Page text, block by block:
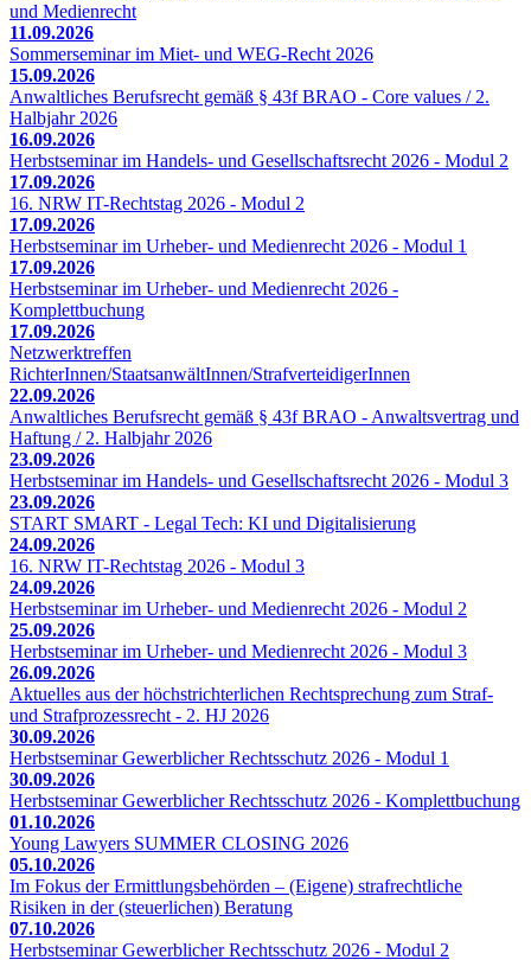
und Medienrecht
11.09.2026
Sommerseminar im Miet- und WEG-Recht 2026
15.09.2026
Anwaltliches Berufsrecht gemäß § 43f BRAO - Core values / 2.
Halbjahr 2026
16.09.2026
Herbstseminar im Handels- und Gesellschaftsrecht 2026 - Modul 2
17.09.2026
16. NRW IT-Rechtstag 2026 - Modul 2
17.09.2026
Herbstseminar im Urheber- und Medienrecht 2026 - Modul 1
17.09.2026
Herbstseminar im Urheber- und Medienrecht 2026 -
Komplettbuchung
17.09.2026
Netzwerktreffen
RichterInnen/StaatsanwältInnen/StrafverteidigerInnen
22.09.2026
Anwaltliches Berufsrecht gemäß § 43f BRAO - Anwaltsvertrag und
Haftung / 2. Halbjahr 2026
23.09.2026
Herbstseminar im Handels- und Gesellschaftsrecht 2026 - Modul 3
23.09.2026
START SMART - Legal Tech: KI und Digitalisierung
24.09.2026
16. NRW IT-Rechtstag 2026 - Modul 3
24.09.2026
Herbstseminar im Urheber- und Medienrecht 2026 - Modul 2
25.09.2026
Herbstseminar im Urheber- und Medienrecht 2026 - Modul 3
26.09.2026
Aktuelles aus der höchstrichterlichen Rechtsprechung zum Straf-
und Strafprozessrecht - 2. HJ 2026
30.09.2026
Herbstseminar Gewerblicher Rechtsschutz 2026 - Modul 1
30.09.2026
Herbstseminar Gewerblicher Rechtsschutz 2026 - Komplettbuchung
01.10.2026
Young Lawyers SUMMER CLOSING 2026
05.10.2026
Im Fokus der Ermittlungsbehörden – (Eigene) strafrechtliche
Risiken in der (steuerlichen) Beratung
07.10.2026
Herbstseminar Gewerblicher Rechtsschutz 2026 - Modul 2